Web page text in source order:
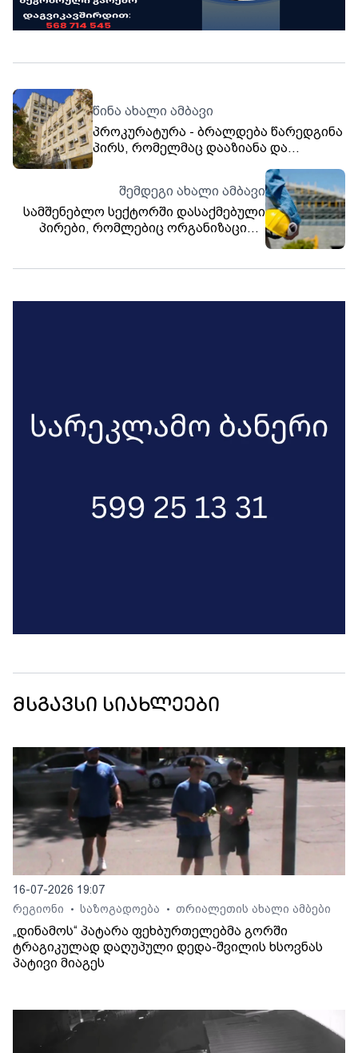
წინა ახალი ამბავი
პროკურატურა - ბრალდება წარედგინა
პირს, რომელმაც დააზიანა და
დამონტაჟებული 112-ის ბალანსზე
რიცხული ვიდეო სამეთვალყურეო
კამერები
შემდეგი ახალი ამბავი
სამშენებლო სექტორში დასაქმებული
პირები, რომლებიც ორგანიზაციას,
მსგავსი სიახლეები
16-07-2026 19:07
რეგიონი
• საზოგადოება • თრიალეთის ახალი ამბები
„დინამოს“ პატარა ფეხბურთელებმა გორში
ტრაგიკულად დაღუპული დედა-შვილის ხსოვნას
პატივი მიაგეს